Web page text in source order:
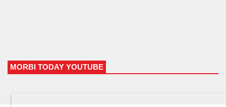
MORBI TODAY YOUTUBE